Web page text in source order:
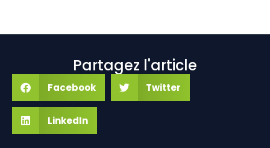
Partagez l'article
Facebook Twitter
LinkedIn